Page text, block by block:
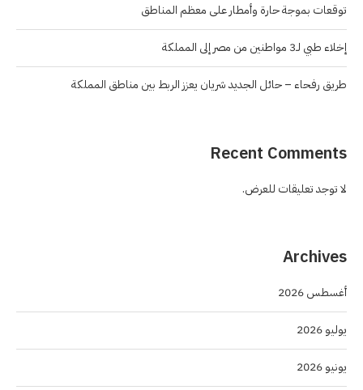
توقعات بموجة حارة وأمطار على معظم المناطق
إخلاء طبي لـ3 مواطنين من مصر إلى المملكة
طريق رفحاء – حائل الجديد شريان يعزز الربط بين مناطق المملكة
Recent Comments
لا توجد تعليقات للعرض.
Archives
أغسطس 2026
يوليو 2026
يونيو 2026